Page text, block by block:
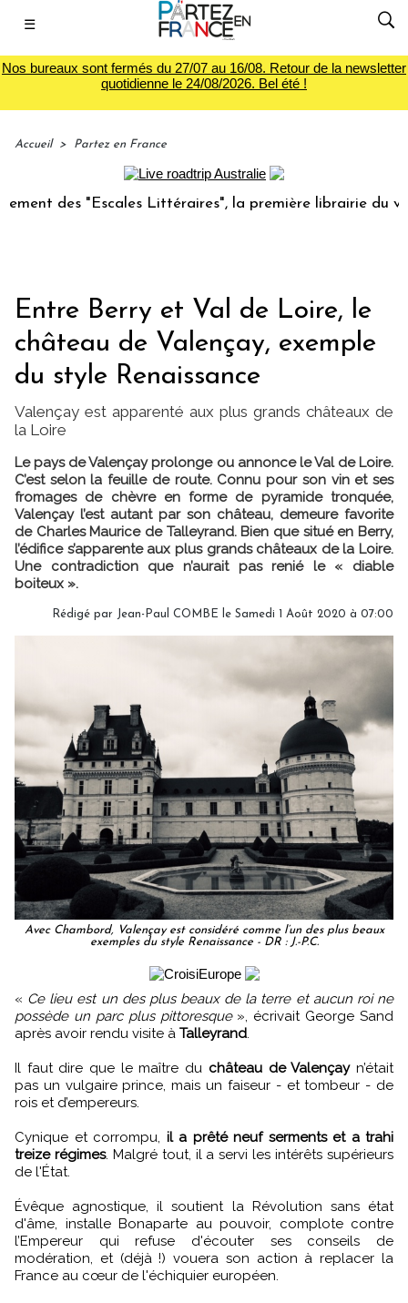
☰
Nos bureaux sont fermés du 27/07 au 16/08. Retour de la newsletter
quotidienne le 24/08/2026. Bel été !
Accueil > Partez en France
Littéraires", la première librairie du voyage Le
Entre Berry et Val de Loire, le
château de Valençay, exemple
du style Renaissance
Valençay est apparenté aux plus grands châteaux de
la Loire
Le pays de Valençay prolonge ou annonce le Val de Loire.
C’est selon la feuille de route. Connu pour son vin et ses
fromages de chèvre en forme de pyramide tronquée,
Valençay l’est autant par son château, demeure favorite
de Charles Maurice de Talleyrand. Bien que situé en Berry,
l’édifice s’apparente aux plus grands châteaux de la Loire.
Une contradiction que n’aurait pas renié le « diable
boiteux ».
Rédigé par Jean-Paul COMBE le Samedi 1 Août 2020 à 07:00
Avec Chambord, Valençay est considéré comme l’un des plus beaux
exemples du style Renaissance - DR : J.-P.C.
« Ce lieu est un des plus beaux de la terre et aucun roi ne
possède un parc plus pittoresque», écrivait George Sand
après avoir rendu visite à Talleyrand
Il faut dire que le maître du château de Valençayn’était
pas un vulgaire prince, mais un faiseur - et tombeur - de
rois et d’empereurs.
Cynique et corrompu, il a prêté neuf serments et a trahi
treize régimes. Malgré tout, il a servi les intérêts supérieurs
de l'État.
Évêque agnostique, il soutient la Révolution sans état
d'âme, installe Bonaparte au pouvoir, complote contre
l’Empereur qui refuse d'écouter ses conseils de
modération, et (déjà !) vouera son action à replacer la
France au cœur de l'échiquier européen.